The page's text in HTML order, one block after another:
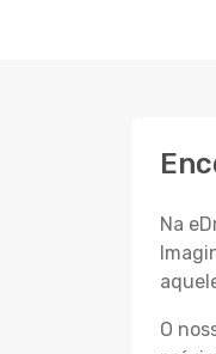
Na
O